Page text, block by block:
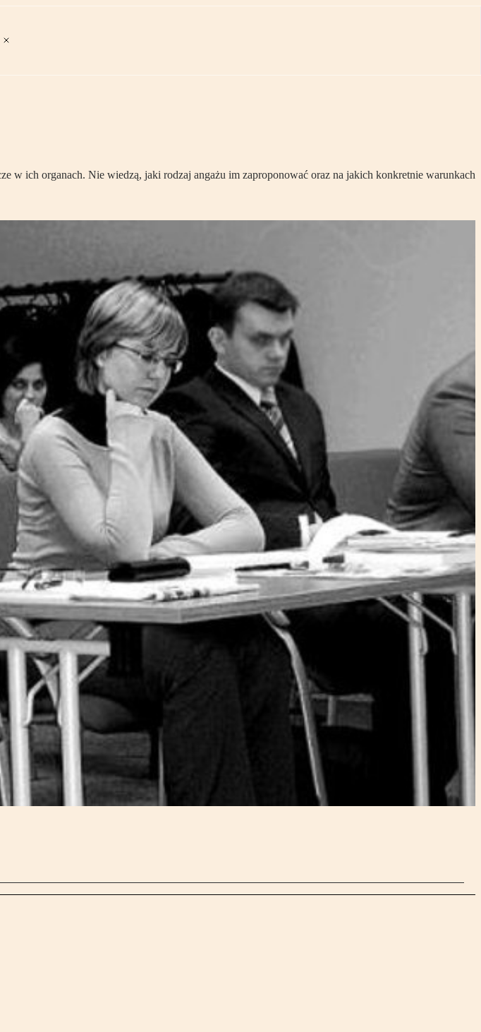
w ich organach. Nie wiedzą, jaki rodzaj angażu im zaproponować oraz na jakich konkretnie warunkach